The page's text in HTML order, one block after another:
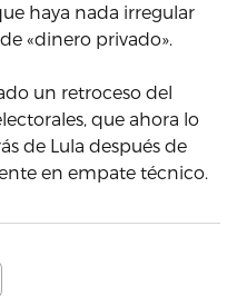
haya nada irregular
«dinero privado».
un retroceso del
que ahora lo
de Lula después de
en empate técnico.